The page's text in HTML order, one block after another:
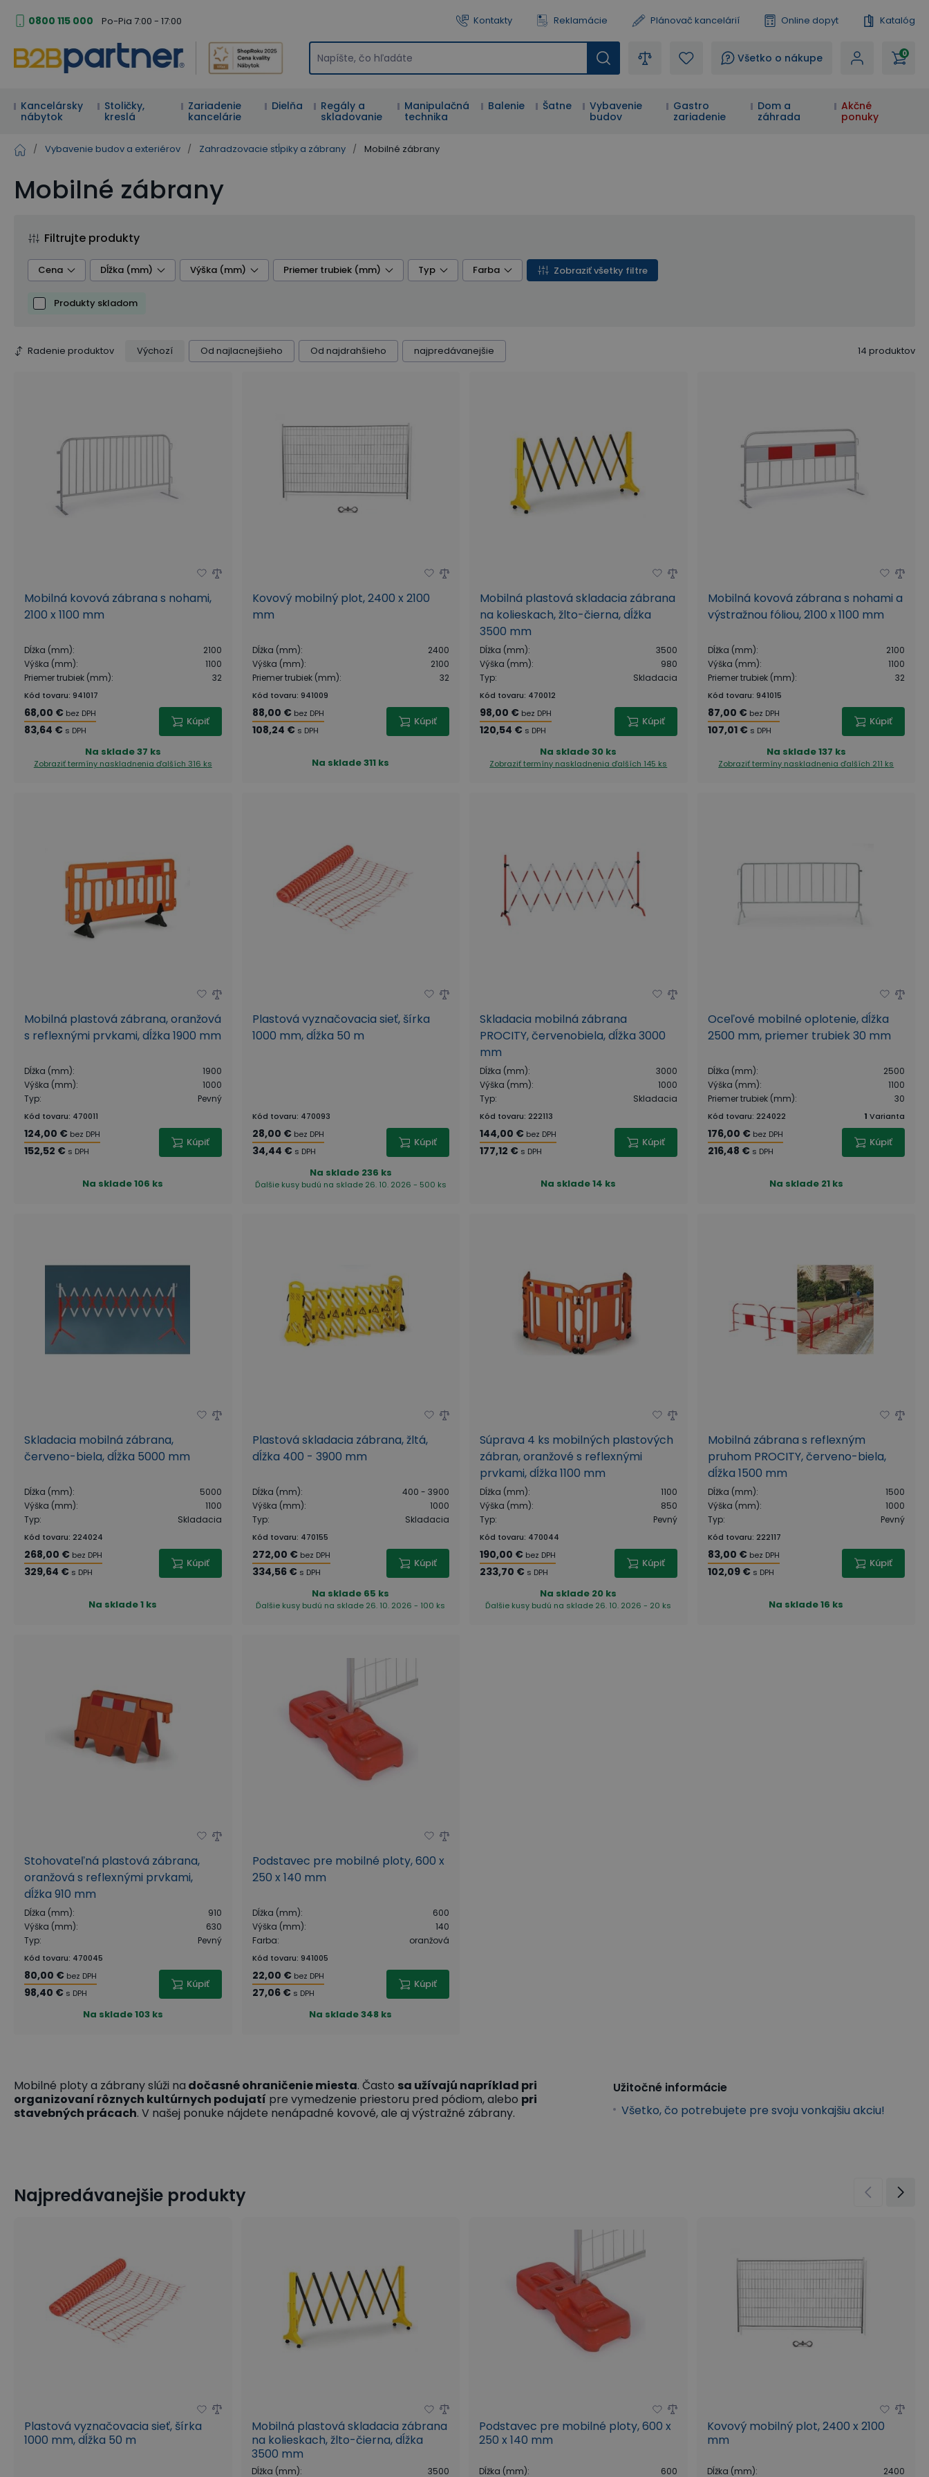
0800 115 000 Po-Pia 7:00 - 17:00 Kontakty Reklamácie Plánovač kancelárií Online dopyt Katalóg
? Všetko o nákupe 0
Kancelársky
nábytok
Stoličky,
kreslá
Zariadenie
kancelárie
Dielňa
Regály a
skladovanie
Manipulačná
technika
Balenie Šatne
Vybavenie
budov
Gastro
zariadenie
Dom a
záhrada
Akčné
ponuky
/ Vybavenie budov a exteriérov / Zahradzovacie stĺpiky a zábrany / Mobilné zábrany
Mobilné zábrany
Filtrujte produkty
Cena Dĺžka (mm) Výška (mm) Priemer trubiek (mm) Typ Farba Zobraziť všetky filtre
Produkty skladom
Radenie produktov Výchozí Od najlacnejšieho Od najdrahšieho najpredávanejšie 14 produktov
Mobilná kovová zábrana s nohami,
2100 x 1100 mm
Dĺžka (mm):
2100
Výška (mm):
1100
Priemer trubiek (mm): 32
Kód tovaru: 941017
68,00 € bez DPH
83,64 € s DPH
Kúpiť
Na sklade37 ks
Zobraziť termíny naskladnenia ďalších 316 ks
Kovový mobilný plot, 2400 x 2100
mm
Dĺžka (mm):
2400
Výška (mm):
2100
Priemer trubiek (mm): 32
Kód tovaru: 941009
88,00 € bez DPH
108,24 € s DPH
Kúpiť
Na sklade311 ks
Mobilná plastová skladacia zábrana
na kolieskach, žlto-čierna, dĺžka
3500 mm
Dĺžka (mm):
3500
Výška (mm):
980
Typ: Skladacia
Kód tovaru: 470012
98,00 € bez DPH
120,54 € s DPH
Kúpiť
Na sklade30 ks
Zobraziť termíny naskladneniaďalších 145 ks
Mobilná kovová zábrana s nohami a
výstražnou fóliou, 2100 x 1100 mm
Dĺžka (mm):
2100
Výška (mm):
1100
Priemer trubiek (mm): 32
Kód tovaru: 941015
87,00 € bez DPH
107,01 € s DPH
Kúpiť
Na sklade137 ks
Zobraziť termíny naskladneniaďalších 211 ks
Mobilná plastová zábrana, oranžová
s reflexnými prvkami, dĺžka 1900 mm
Dĺžka (mm):
1900
Výška (mm):
1000
Typ: Pevný
Kód tovaru: 470011
124,00 € bez DPH
152,52 € s DPH
Kúpiť
Na sklade106 ks
Plastová vyznačovacia sieť, šírka
1000 mm, dĺžka 50 m
Kód tovaru: 470093
28,00 € bez DPH
34,44 € s DPH
Kúpiť
Na sklade 236 ks
Ďalšie kusy budú na sklade 26. 10. 2026 - 500 ks
Skladacia mobilná zábrana
PROCITY, červenobiela, dĺžka 3000
mm
Dĺžka (mm):
3000
Výška (mm):
1000
Typ: Skladacia
Kód tovaru: 222113
144,00 € bez DPH
177,12 € s DPH
Kúpiť
Na sklade14 ks
Oceľové mobilné oplotenie, dĺžka
2500 mm, priemer trubiek 30 mm
Dĺžka (mm):
2500
Výška (mm):
1100
Priemer trubiek (mm): 30
Kód tovaru: 224022 1 Varianta
176,00 € bez DPH
216,48 € s DPH
Kúpiť
Na sklade 21 ks
Skladacia mobilná zábrana,
červeno-biela, dĺžka 5000 mm
Dĺžka (mm):
5000
Výška (mm):
1100
Typ: Skladacia
Kód tovaru: 224024
268,00 € bez DPH
329,64 € s DPH
Kúpiť
Na sklade1 ks
Plastová skladacia zábrana, žltá,
dĺžka 400 - 3900 mm
Dĺžka (mm):
400 - 3900
Výška (mm):
1000
Typ: Skladacia
Kód tovaru: 470155
272,00 € bez DPH
334,56 € s DPH
Kúpiť
Na sklade 65 ks
Ďalšie kusy budú na sklade 26. 10. 2026 - 100 ks
Súprava 4 ks mobilných plastových
zábran, oranžové s reflexnými
prvkami, dĺžka 1100 mm
Dĺžka (mm):
1100
Výška (mm):
850
Typ: Pevný
Kód tovaru: 470044
190,00 € bez DPH
233,70 € s DPH
Kúpiť
Na sklade 20 ks
Ďalšie kusy budú na sklade 26. 10. 2026 - 20 ks
Mobilná zábrana s reflexným
pruhom PROCITY, červeno-biela,
dĺžka 1500 mm
Dĺžka (mm):
1500
Výška (mm):
1000
Typ: Pevný
Kód tovaru: 222117
83,00 € bez DPH
102,09 € s DPH
Kúpiť
Na sklade16 ks
Stohovateľná plastová zábrana,
oranžová s reflexnými prvkami,
dĺžka 910 mm
Dĺžka (mm):
910
Výška (mm):
630
Typ: Pevný
Kód tovaru: 470045
80,00 € bez DPH
98,40 € s DPH
Kúpiť
Na sklade103 ks
Podstavec pre mobilné ploty, 600 x
250 x 140 mm
Dĺžka (mm):
600
Výška (mm):
140
Farba: oranžová
Kód tovaru: 941005
22,00 € bez DPH
27,06 € s DPH
Kúpiť
Na sklade348 ks
Mobilné ploty a zábrany slúži na dočasné ohraničenie miesta. Často sa užívajú napríklad pri
organizovaní rôznych kultúrnych podujatí pre vymedzenie priestoru pred pódiom, alebo pri
stavebných prácach. V našej ponuke nájdete nenápadné kovové, ale aj výstražné zábrany.
Užitočné informácie
Všetko, čo potrebujete pre svoju vonkajšiu akciu!
Najpredávanejšie produkty
Plastová vyznačovacia sieť, šírka
1000 mm, dĺžka 50 m
Mobilná plastová skladacia zábrana
na kolieskach, žlto-čierna, dĺžka
3500 mm
Dĺžka (mm): 3500
Podstavec pre mobilné ploty, 600 x
250 x 140 mm
Dĺžka (mm): 600
Kovový mobilný plot, 2400 x 2100
mm
Dĺžka (mm): 2400